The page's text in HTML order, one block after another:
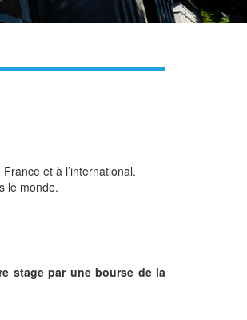
France et à l’international.
le monde.
stage par une bourse de la